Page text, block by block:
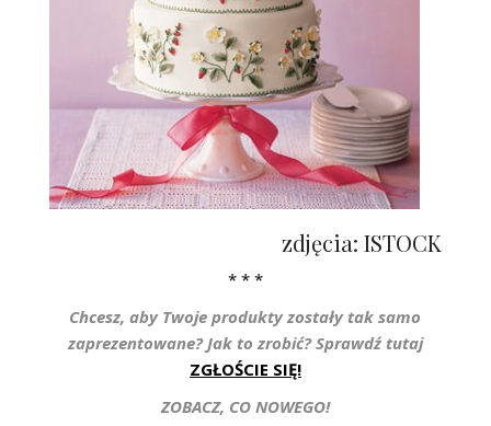
zdjęcia: ISTOCK
* * *
Chcesz, aby Twoje produkty zostały tak samo
zaprezentowane? Jak to zrobić? Sprawdź tutaj
ZGŁOŚCIE SIĘ!
ZOBACZ, CO NOWEGO!